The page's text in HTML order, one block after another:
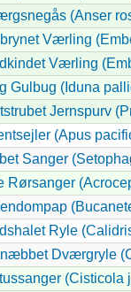
(Anser
Værling
Værling
Gulbug (Iduna
Jernspurv
(Apus
Sanger
Rørsanger
Ryle
Dværgryle
(Cisticola